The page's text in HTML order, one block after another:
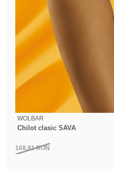
WOLBAR
Chilot clasic SAVA
168,91RON